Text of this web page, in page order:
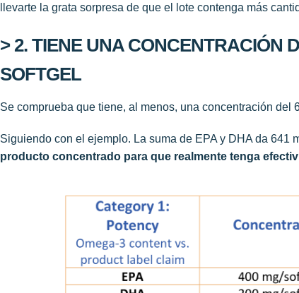
llevarte la grata sorpresa de que el lote contenga más
> 2. TIENE UNA CONCENTRACIÓN
SOFTGEL
Se comprueba que tiene, al menos, una concentración del
Siguiendo con el ejemplo. La suma de EPA y DHA da 641
producto concentrado para que realmente tenga